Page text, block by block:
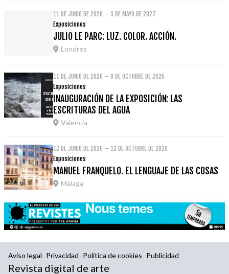
11 DE JUNIO DE 2026 – 3 DE MAYO DE 2027
Exposiciones
JULIO LE PARC: LUZ. COLOR. ACCIÓN.
Londres
11 DE JUNIO DE 2026 – 8 DE OCTUBRE DE 2026
Exposiciones
INAUGURACIÓN DE LA EXPOSICIÓN: LAS
ESCRITURAS DEL AGUA
Valencia
12 DE JUNIO DE 2026 – 12 DE OCTUBRE DE 2026
Exposiciones
MANUEL FRANQUELO. EL LENGUAJE DE LAS COSAS
Málaga
Aviso legal Privacidad Política de cookies Publicidad
Revista digital de arte